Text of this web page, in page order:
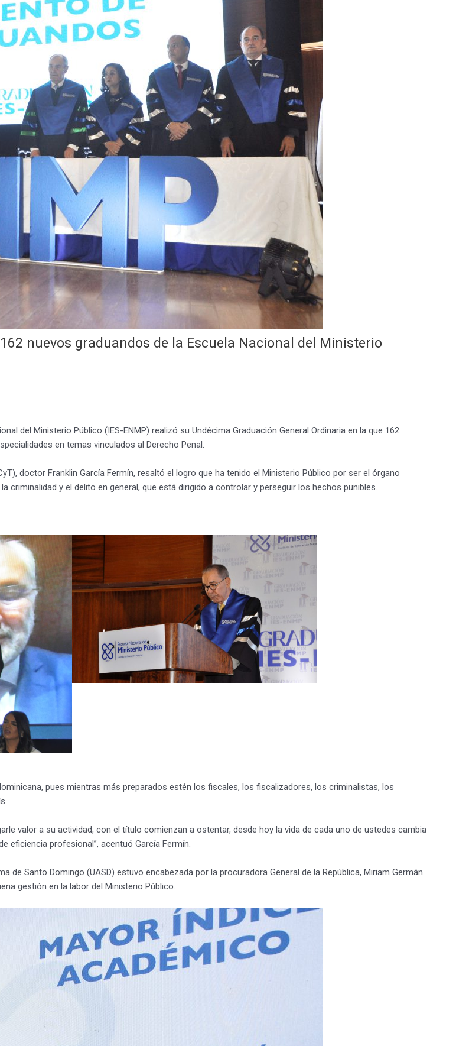
nuevos graduandos de la Escuela Nacional del Ministerio
del Ministerio Público (IES-ENMP) realizó su Undécima Graduación General Ordinaria en la que 162
en temas vinculados al Derecho Penal.
doctor Franklin García Fermín, resaltó el logro que ha tenido el Ministerio Público por ser el órgano
criminalidad y el delito en general, que está dirigido a controlar y perseguir los hechos punibles.
pues mientras más preparados estén los fiscales, los fiscalizadores, los criminalistas, los
valor a su actividad, con el título comienzan a ostentar, desde hoy la vida de cada uno de ustedes cambia
eficiencia profesional”, acentuó García Fermín.
de Santo Domingo (UASD) estuvo encabezada por la procuradora General de la República, Miriam Germán
gestión en la labor del Ministerio Público.